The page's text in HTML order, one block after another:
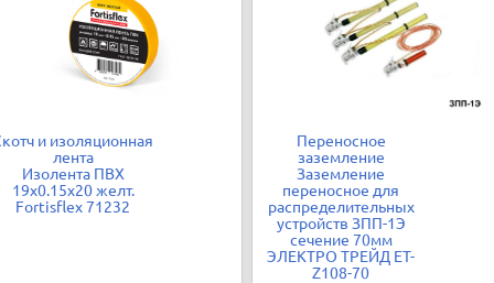
и изоляционная
лента
Изолента ПВХ
19х0.15х20 желт.
Fortisflex 71232
Переносное
заземление
Заземление
переносное для
распределительных
устройств ЗПП-1Э
сечение 70мм
ЭЛЕКТРО ТРЕЙД ET-
Z108-70